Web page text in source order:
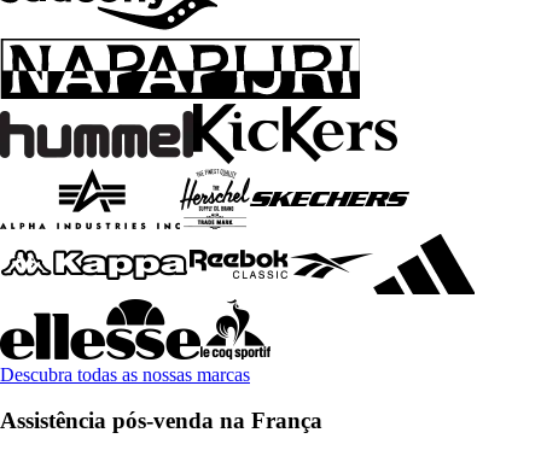
Descubra todas as nossas marcas
Assistência pós-venda na França